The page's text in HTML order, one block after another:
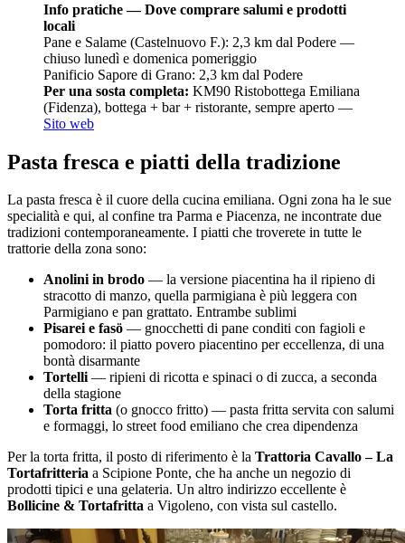
Info pratiche — Dove comprare salumi e prodotti
locali
Pane e Salame (Castelnuovo F.): 2,3 km dal Podere —
chiuso lunedì e domenica pomeriggio
Panificio Sapore di Grano: 2,3 km dal Podere
Per una sosta completa: KM90 Ristobottega Emiliana
(Fidenza), bottega + bar + ristorante, sempre aperto —
Sito web
Pasta fresca e piatti della tradizione
La pasta fresca è il cuore della cucina emiliana. Ogni zona ha le sue
specialità e qui, al confine tra Parma e Piacenza, ne incontrate due
tradizioni contemporaneamente. I piatti che troverete in tutte le
trattorie della zona sono:
Anolini in brodo — la versione piacentina ha il ripieno di
stracotto di manzo, quella parmigiana è più leggera con
Parmigiano e pan grattato. Entrambe sublimi
Pisarei e fasö — gnocchetti di pane conditi con fagioli e
pomodoro: il piatto povero piacentino per eccellenza, di una
bontà disarmante
Tortelli— ripieni di ricotta e spinaci o di zucca, a seconda
della stagione
Torta fritta (o gnocco fritto) — pasta fritta servita con salumi
e formaggi, lo street food emiliano che crea dipendenza
Per la torta fritta, il posto di riferimento è la Trattoria Cavallo – La
Tortafritteria a Scipione Ponte, che ha anche un negozio di
prodotti tipici e una gelateria. Un altro indirizzo eccellente è
Bollicine & Tortafritta a Vigoleno, con vista sul castello.